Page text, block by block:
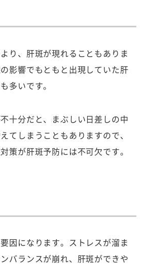
り、肝斑が現れることもありま
影響でもともと出現していた肝
多いです。
十分だと、まぶしい日差しの中
てしまうこともありますので、
策が肝斑予防には不可欠です。
因になります。ストレスが溜ま
バランスが崩れ、肝斑ができや